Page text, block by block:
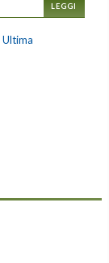
LEGGI
Ultima